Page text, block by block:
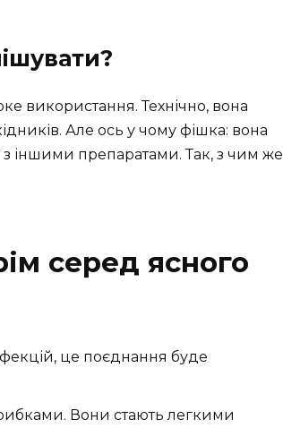
використання. Технічно, вона
Але ось у чому фішка: вона
іншими препаратами. Так, з чим же
серед ясного
це поєднання буде
Вони стають легкими